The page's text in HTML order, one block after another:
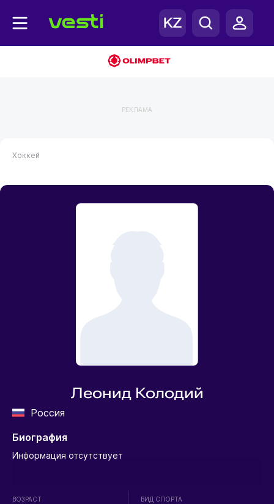
РЕКЛАМА
Хоккей
Леонид Колодий
Россия
Биография
Информация отсутствует
ВОЗРАСТ ВИД СПОРТА